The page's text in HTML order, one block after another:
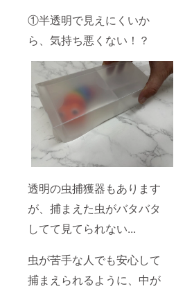
①半透明で見えにくいか
ら、気持ち悪くない！？
透明の虫捕獲器もあります
が、捕まえた虫がバタバタ
してて見てられない...
虫が苦手な人でも安心して
捕まえられるように、中が